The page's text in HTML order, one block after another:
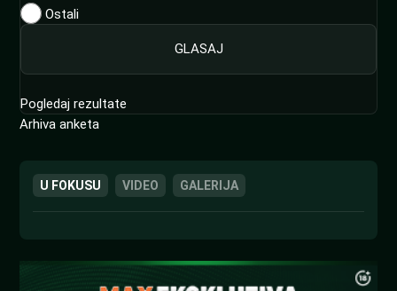
Ostali
Pogledaj rezultate
Arhiva anketa
U FOKUSU VIDEO GALERIJA